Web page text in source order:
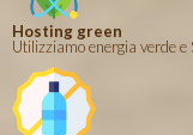
Hosting green
Utilizziamo energia verde